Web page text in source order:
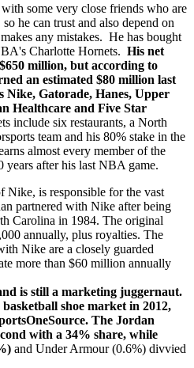
some very close friends who are
he can trust and also depend on
any mistakes. He has bought
Charlotte Hornets. His net
million, but according to
an estimated $80 million last
Gatorade, Hanes, Upper
Healthcare and Five Star
include six restaurants, a North
team and his 80% stake in the
almost every member of the
years after his last NBA game.
Nike, is responsible for the vast
partnered with Nike after being
Carolina in 1984. The original
annually, plus royalties. The
Nike are a closely guarded
more than $60 million annually
is still a marketing juggernaut.
shoe market in 2012,
The Jordan
with a 34% share, while
and Under Armour (0.6%) divvied